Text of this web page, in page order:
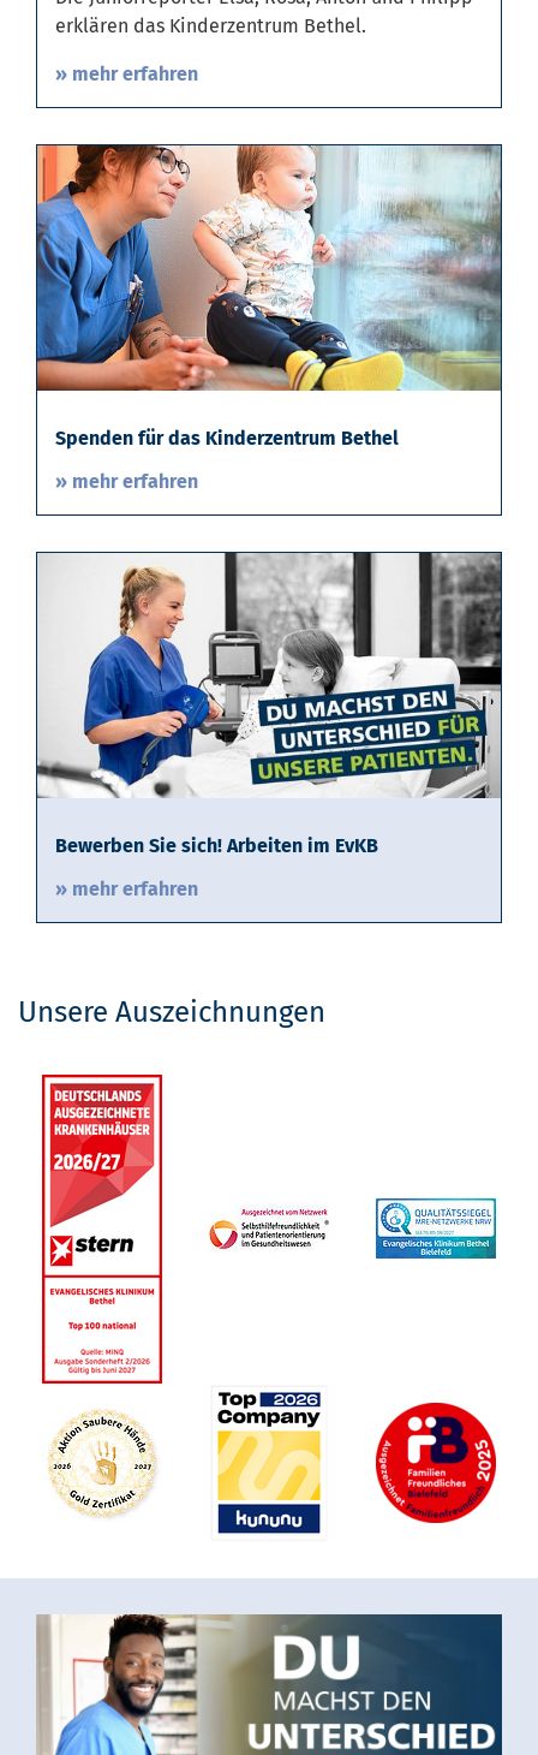
erklären das Kinderzentrum Bethel.
» mehr erfahren
Spenden für das Kinderzentrum Bethel
» mehr erfahren
Bewerben Sie sich! Arbeiten im EvKB
» mehr erfahren
Unsere Auszeichnungen